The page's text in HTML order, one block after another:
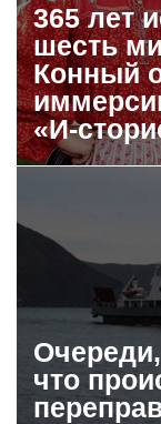
365 лет
шесть
Конный
«И-
что